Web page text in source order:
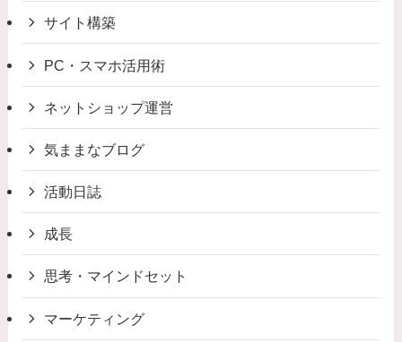
サイト構築
PC・スマホ活用術
ネットショップ運営
気ままなブログ
活動日誌
成長
思考・マインドセット
マーケティング